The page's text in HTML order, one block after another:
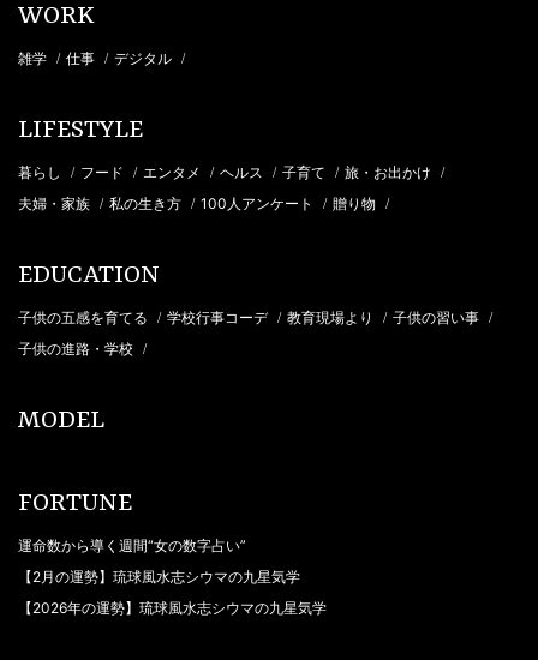
WORK
雑学 / 仕事 / デジタル /
LIFESTYLE
暮らし / フード / エンタメ / ヘルス / 子育て / 旅・お出かけ /
夫婦・家族 / 私の生き方 / 100人アンケート / 贈り物 /
EDUCATION
子供の五感を育てる / 学校行事コーデ / 教育現場より / 子供の習い事 /
子供の進路・学校 /
MODEL
FORTUNE
運命数から導く週間“女の数字占い”
【2月の運勢】琉球風水志シウマの九星気学
【2026年の運勢】琉球風水志シウマの九星気学